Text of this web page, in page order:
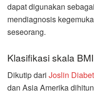
dapat digunakan
mendiagnosis
seseorang.
Klasifikasi skala BMI
Dikutip dari Joslin
dan Asia Amerika